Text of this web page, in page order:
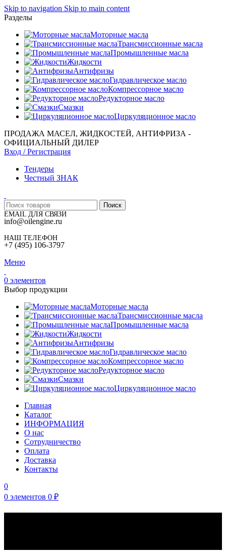
Skip to navigation Skip to main content
Разделы
Моторные масла
Трансмиссионные масла
Промышленные масла
Жидкости
Антифризы
Гидравлическое масло
Компрессорное масло
Редукторное масло
Смазки
Циркуляционное масло
ПРОДАЖА МАСЕЛ, ЖИДКОСТЕЙ, АНТИФРИЗА -
ОФИЦИАЛЬНЫЙ ДИЛЕР
Вход / Регистрация
Тендеры
Честный ЗНАК
Поиск
EMAIL ДЛЯ СВЯЗИ
info@oilengine.ru
НАШ ТЕЛЕФОН
+7 (495) 106-3797
Меню
0 элементов
Выбор продукции
Моторные масла
Трансмиссионные масла
Промышленные масла
Жидкости
Антифризы
Гидравлическое масло
Компрессорное масло
Редукторное масло
Смазки
Циркуляционное масло
Главная
Каталог
ИНФОРМАЦИЯ
О нас
Сотрудничество
Оплата
Доставка
Контакты
0
0 элементов 0 ₽